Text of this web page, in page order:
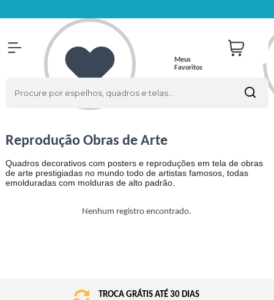
Meus
Favoritos
Reprodução Obras de Arte
Quadros decorativos com posters e reproduções em tela de obras
de arte prestigiadas no mundo todo de artistas famosos, todas
emolduradas com molduras de alto padrão.
Nenhum registro encontrado.
TROCA GRÁTIS ATÉ 30 DIAS